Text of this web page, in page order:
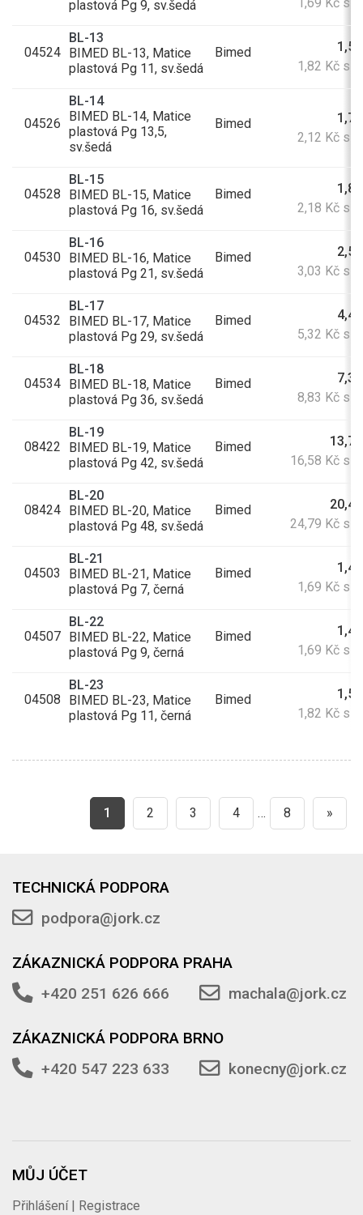
plastová Pg 9, sv.šedá
04524
BL-13
BIMED BL-13, Matice
plastová Pg 11, sv.šedá
Bimed
1,82 Kč s
04526
BL-14
BIMED BL-14, Matice
plastová Pg 13,5,
sv.šedá
Bimed
2,12 Kč s
04528
BL-15
BIMED BL-15, Matice
plastová Pg 16, sv.šedá
Bimed
2,18 Kč s
04530
BL-16
BIMED BL-16, Matice
plastová Pg 21, sv.šedá
Bimed
3,03 Kč s
04532
BL-17
BIMED BL-17, Matice
plastová Pg 29, sv.šedá
Bimed
5,32 Kč s
04534
BL-18
BIMED BL-18, Matice
plastová Pg 36, sv.šedá
Bimed
8,83 Kč s
08422
BL-19
BIMED BL-19, Matice
plastová Pg 42, sv.šedá
Bimed
16,58 Kč s
08424
BL-20
BIMED BL-20, Matice
plastová Pg 48, sv.šedá
Bimed
24,79 Kč s
04503
BL-21
BIMED BL-21, Matice
plastová Pg 7, černá
Bimed
1,69 Kč s
04507
BL-22
BIMED BL-22, Matice
plastová Pg 9, černá
Bimed
1,69 Kč s
04508
BL-23
BIMED BL-23, Matice
plastová Pg 11, černá
Bimed
1,82 Kč s
1 2 3 4 … 8 »
TECHNICKÁ PODPORA
podpora@jork.cz
ZÁKAZNICKÁ PODPORA PRAHA
+420 251 626 666
machala@jork.cz
ZÁKAZNICKÁ PODPORA BRNO
+420 547 223 633
konecny@jork.cz
MŮJ ÚČET
Přihlášení | Registrace